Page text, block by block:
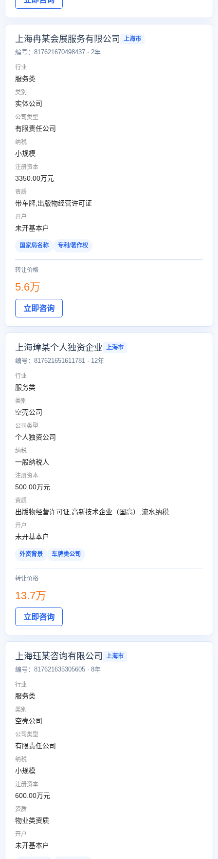
上海冉某会展服务有限公司 上海市
编号：817621670498437 · 2年
行业
服务类
类别
实体公司
公司类型
有限责任公司
纳税
小规模
注册资本
3350.00万元
资质
带车牌,出版物经营许可证
开户
未开基本户
国家局名称 专利/著作权
转让价格
5.6万
立即咨询
上海璋某个人独资企业 上海市
编号：817621651611781 · 12年
行业
服务类
类别
空壳公司
公司类型
个人独资公司
纳税
一般纳税人
注册资本
500.00万元
资质
出版物经营许可证,高新技术企业（国高）,流水纳税
开户
未开基本户
外资背景 车牌类公司
转让价格
13.7万
立即咨询
上海珏某咨询有限公司 上海市
编号：817621635305605 · 8年
行业
服务类
类别
空壳公司
公司类型
有限责任公司
纳税
小规模
注册资本
600.00万元
资质
物业类资质
开户
未开基本户